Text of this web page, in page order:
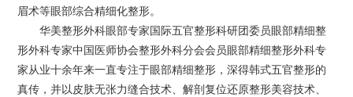
眉术等眼部综合精细化整形。
华美整形外科眼部专家国际五官整形科研团委员眼部精细整
形外科专家中国医师协会整形外科分会会员眼部精细整形外科专
家从业十余年来一直专注于眼部精细整形，深得韩式五官整形的
真传，并以皮肤无张力缝合技术、解剖复位还原整形美容技术、